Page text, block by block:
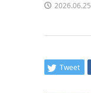
2026.06.25
Tweet